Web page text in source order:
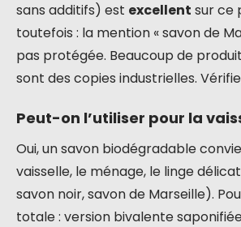
sans additifs) est excellent sur ce
toutefois : la mention « savon de
pas protégée. Beaucoup de
sont des copies industrielles.
Peut-on l’utiliser pour la
Oui, un savon biodégradable
vaisselle, le ménage, le linge
savon noir, savon de Marseille).
totale : version bivalente